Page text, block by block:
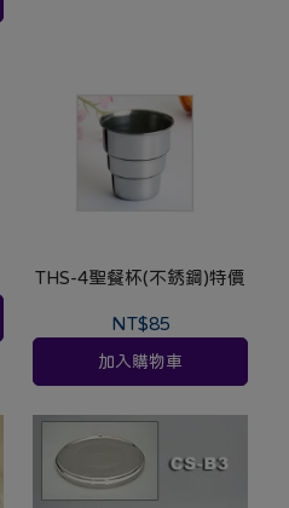
THS-4聖餐杯(不銹鋼)特價
NT$85
加入購物車